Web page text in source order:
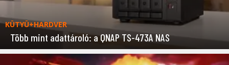
KÜTYÜ+HARDVER
Több mint adattároló: a QNAP TS-473A NAS